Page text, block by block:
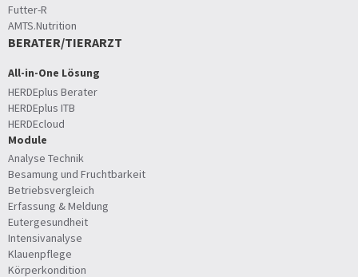
Futter-R
AMTS.Nutrition
BERATER/TIERARZT
All-in-One Lösung
HERDEplus Berater
HERDEplus ITB
HERDEcloud
Module
Analyse Technik
Besamung und Fruchtbarkeit
Betriebsvergleich
Erfassung & Meldung
Eutergesundheit
Intensivanalyse
Klauenpflege
Körperkondition